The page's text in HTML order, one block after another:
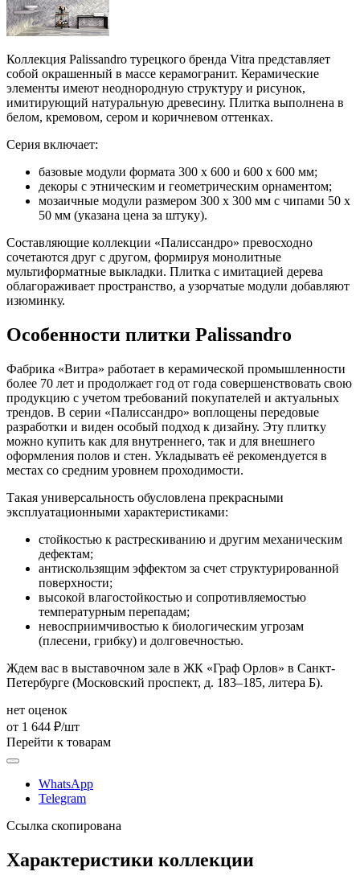
Коллекция Palissandro турецкого бренда Vitra представляет
собой окрашенный в массе керамогранит. Керамические
элементы имеют неоднородную структуру и рисунок,
имитирующий натуральную древесину. Плитка выполнена в
белом, кремовом, сером и коричневом оттенках.
Серия включает:
базовые модули формата 300 х 600 и 600 х 600 мм;
декоры с этническим и геометрическим орнаментом;
мозаичные модули размером 300 х 300 мм с чипами 50 х
50 мм (указана цена за штуку).
Составляющие коллекции «Палиссандро» превосходно
сочетаются друг с другом, формируя монолитные
мультиформатные выкладки. Плитка с имитацией дерева
облагораживает пространство, а узорчатые модули добавляют
изюминку.
Особенности плитки Palissandro
Фабрика «Витра» работает в керамической промышленности
более 70 лет и продолжает год от года совершенствовать свою
продукцию с учетом требований покупателей и актуальных
трендов. В серии «Палиссандро» воплощены передовые
разработки и виден особый подход к дизайну. Эту плитку
можно купить как для внутреннего, так и для внешнего
оформления полов и стен. Укладывать её рекомендуется в
местах со средним уровнем проходимости.
Такая универсальность обусловлена прекрасными
эксплуатационными характеристиками:
стойкостью к растрескиванию и другим механическим
дефектам;
антискользящим эффектом за счет структурированной
поверхности;
высокой влагостойкостью и сопротивляемостью
температурным перепадам;
невосприимчивостью к биологическим угрозам
(плесени, грибку) и долговечностью.
Ждем вас в выставочном зале в ЖК «Граф Орлов» в Санкт-
Петербурге (Московский проспект, д. 183–185, литера Б).
нет оценок
от 1 644 ₽/шт
Перейти к товарам
WhatsApp
Telegram
Ссылка скопирована
Характеристики коллекции